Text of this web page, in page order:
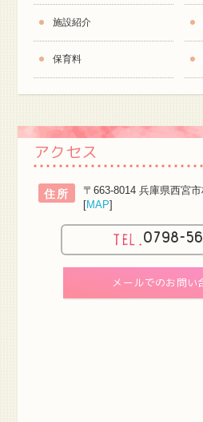
施設紹介
保育料
アクセス
住所
〒663-8014 兵庫県西宮
[MAP]
0798-
メールでのお問い